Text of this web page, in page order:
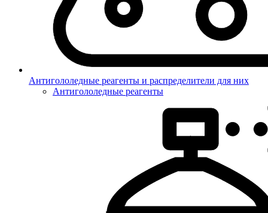
Антигололедные реагенты и распределители для них
Антигололедные реагенты